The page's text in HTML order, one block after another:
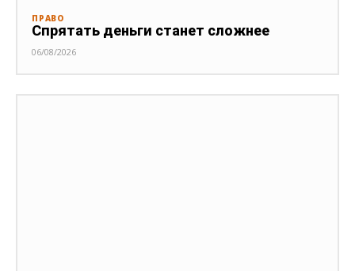
ПРАВО
Спрятать деньги станет сложнее
06/08/2026